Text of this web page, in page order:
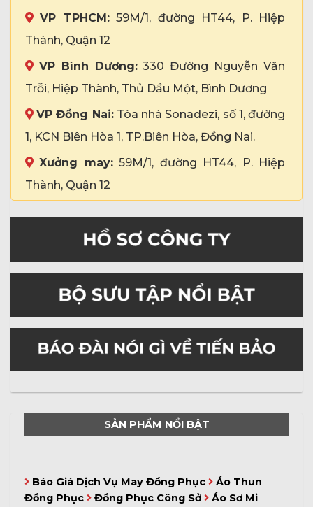
VP TPHCM:59M/1, đường HT44, P. Hiệp
Thành, Quận 12
VP Bình Dương:330 Đường Nguyễn Văn
Trỗi, Hiệp Thành, Thủ Dầu Một, Bình Dương
VP Đồng Nai:Tòa nhà Sonadezi, số 1, đường
1, KCN Biên Hòa 1, TP.Biên Hòa, Đồng Nai.
Xưởng may:59M/1, đường HT44, P. Hiệp
Thành, Quận 12
SẢN PHẨM NỔI BẬT
Báo Giá Dịch Vụ May Đồng Phục
Áo Thun
Đồng Phục
Đồng Phục Công Sở
Áo Sơ Mi